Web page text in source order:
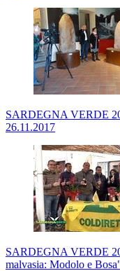
SARDEGNA VERDE
26.11.2017
SARDEGNA VERDE
malvasia: Modolo e